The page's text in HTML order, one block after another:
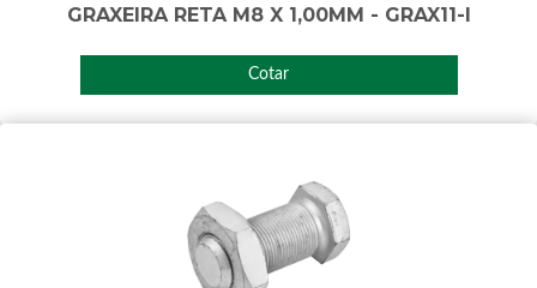
GRAXEIRA RETA M8 X 1,00MM - GRAX11-I
Cotar